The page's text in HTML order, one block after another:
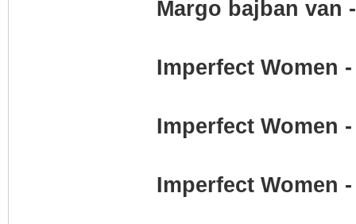
Margo bajban van
Imperfect Women
Imperfect Women
Imperfect Women